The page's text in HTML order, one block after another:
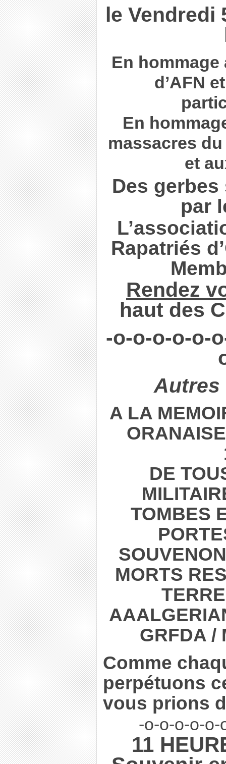
le Vendredi
En
d’AFN
En
massacres
et
Des
par
Rapatriés
Rendez
haut des
-o-o-o-o-o-
Autres
A LA
DE
TOMBES
MORTS
GRFDA /
Comme
perpétuons
vous prions
-o-o-o-o-o-
11